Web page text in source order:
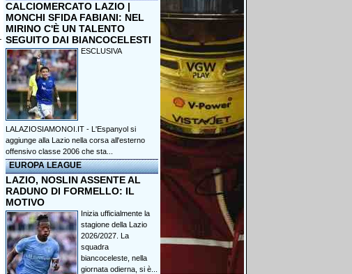
CALCIOMERCATO LAZIO |
MONCHI SFIDA FABIANI: NEL
MIRINO C'È UN TALENTO
SEGUITO DAI BIANCOCELESTI
ESCLUSIVA
LALAZIOSIAMONOI.IT - L'Espanyol si
aggiunge alla Lazio nella corsa all'esterno
offensivo classe 2006 che sta...
EUROPA LEAGUE
LAZIO, NOSLIN ASSENTE AL
RADUNO DI FORMELLO: IL
MOTIVO
Inizia ufficialmente la
stagione della Lazio
2026/2027. La
squadra
biancoceleste, nella
giornata odierna, si è...